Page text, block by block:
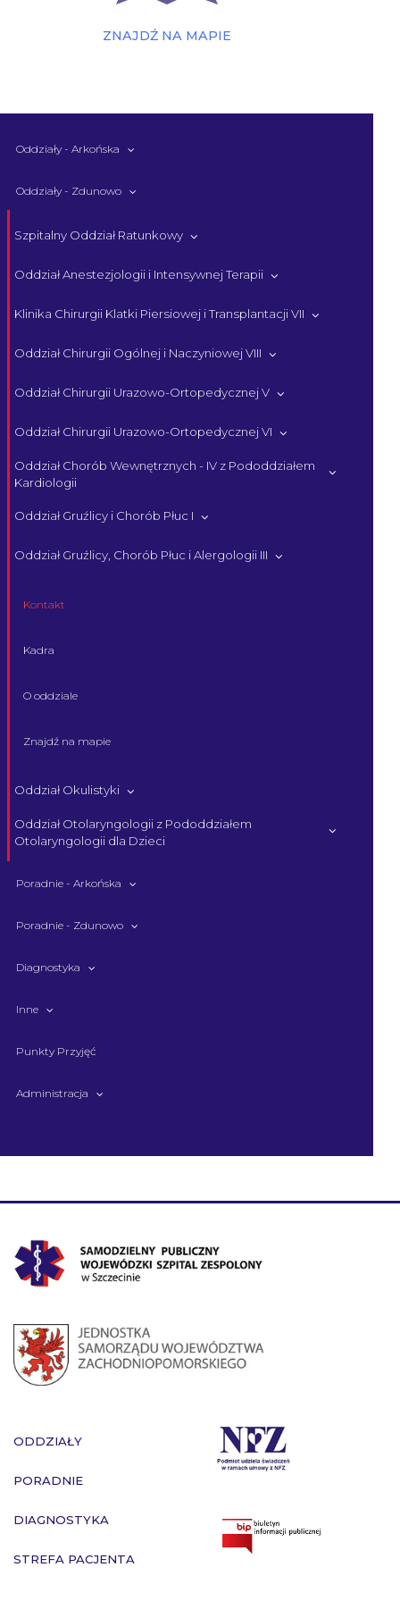
ZNAJDŹ NA MAPIE
Oddziały - Arkońska
Oddziały - Zdunowo
Szpitalny Oddział Ratunkowy
Oddział Anestezjologii i Intensywnej Terapii
Klinika Chirurgii Klatki Piersiowej i Transplantacji VII
Oddział Chirurgii Ogólnej i Naczyniowej VIII
Oddział Chirurgii Urazowo-Ortopedycznej V
Oddział Chirurgii Urazowo-Ortopedycznej VI
Oddział Chorób Wewnętrznych - IV z Pododdziałem
Kardiologii
Oddział Gruźlicy i Chorób Płuc I
Oddział Gruźlicy, Chorób Płuc i Alergologii III
Kontakt
Kadra
O oddziale
Znajdź na mapie
Oddział Okulistyki
Oddział Otolaryngologii z Pododdziałem
Otolaryngologii dla Dzieci
Poradnie - Arkońska
Poradnie - Zdunowo
Diagnostyka
Inne
Punkty Przyjęć
Administracja
ODDZIAŁY
PORADNIE
DIAGNOSTYKA
STREFA PACJENTA